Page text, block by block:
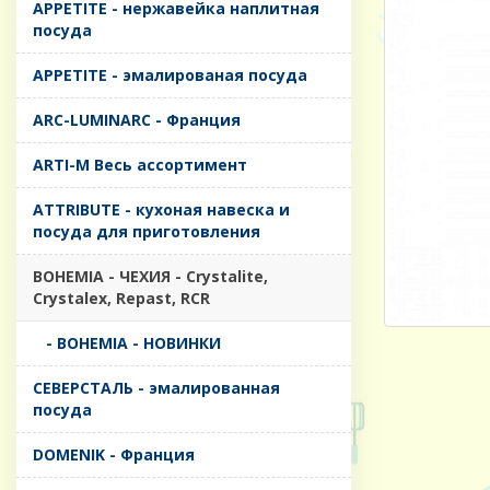
APPETITE - нержавейка наплитная
посуда
APPETITE - эмалированая посуда
ARC-LUMINARC - Франция
ARTI-M Весь ассортимент
ATTRIBUTE - кухоная навеска и
посуда для приготовления
BOHEMIA - ЧЕХИЯ - Crystalite,
Crystalex, Repast, RCR
- BOHEMIA - НОВИНКИ
CЕВЕРСТАЛЬ - эмалированная
посуда
DOMENIK - Франция